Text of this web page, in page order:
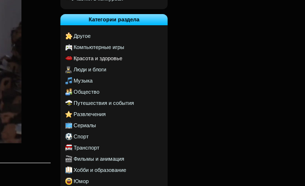
Категории раздела
Другое
Компьютерные игры
Красота и здоровье
Люди и блоги
Музыка
Общество
Путешествия и события
Развлечения
Сериалы
Спорт
Транспорт
Фильмы и анимация
Хобби и образование
Юмор